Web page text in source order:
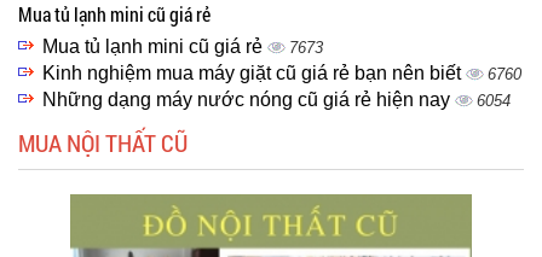
Mua tủ lạnh mini cũ giá rẻ
Mua tủ lạnh mini cũ giá rẻ 7673
Kinh nghiệm mua máy giặt cũ giá rẻ bạn nên biết 6760
Những dạng máy nước nóng cũ giá rẻ hiện nay 6054
MUA NỘI THẤT CŨ